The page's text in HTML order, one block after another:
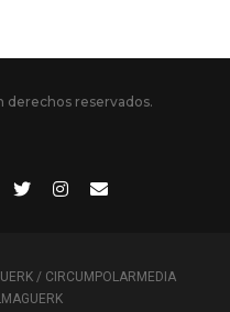
derechos reservados.
/ CIRCUMPOLARMEDIA